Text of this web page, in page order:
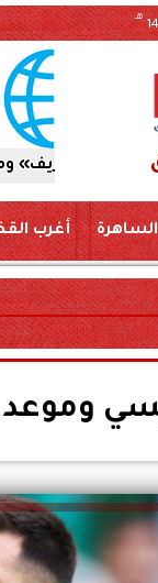
هـ
بتهمة النصب على شركة والاستيلاء على 5
أغرب
وموعد